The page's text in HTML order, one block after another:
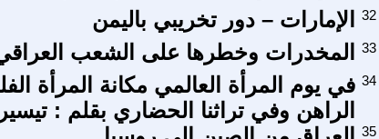
الإمارات – دور تخريبي باليمن 32
المخدرات وخطرها على الشعب 33
في يوم المرأة العالمي مكانة المرأة
الراهن وفي تراثنا الحضاري بقلم :
34
35